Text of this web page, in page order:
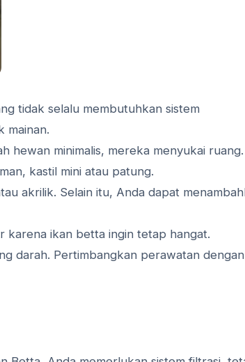
tidak selalu membutuhkan sistem
mainan.
hewan minimalis, mereka menyukai ruang.
kastil mini atau patung.
akrilik. Selain itu, Anda dapat
karena ikan betta ingin tetap hangat.
darah. Pertimbangkan perawatan